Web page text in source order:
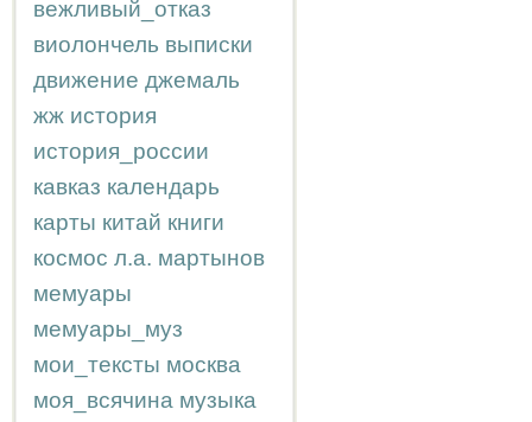
вежливый_отказ
виолончель выписки
движение джемаль
жж история
история_россии
кавказ календарь
карты китай книги
космос л.а. мартынов
мемуары
мемуары_муз
мои_тексты москва
моя_всячина музыка